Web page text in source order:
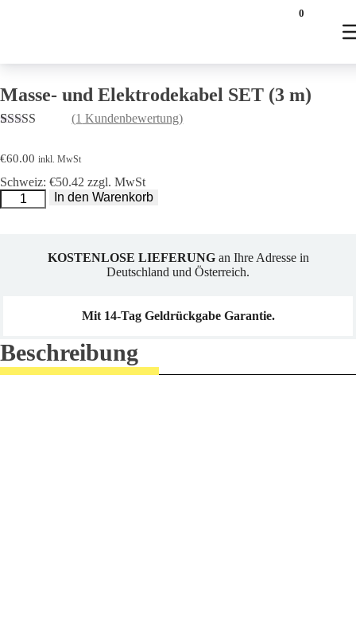
0
/ Masse- und Elektrodekabel SET (3
Masse- und Elektrodekabel SET (3 m)
basierend auf
Kundenbewertung
(1 Kundenbewertung)
€60.00 inkl. MwSt
Schweiz: €50.42 zzgl. MwSt
Masse-
In den Warenkorb
KOSTENLOSE LIEFERUNGan Ihre Adresse in
Deutschland und Österreich.
Mit 14-Tag Geldrückgabe Garantie.
Beschreibung